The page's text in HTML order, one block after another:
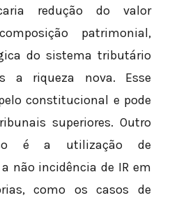
redução do valor
patrimonial,
do sistema tributário
a riqueza nova. Esse
constitucional e pode
superiores. Outro
é a utilização de
não incidência de IR em
como os casos de